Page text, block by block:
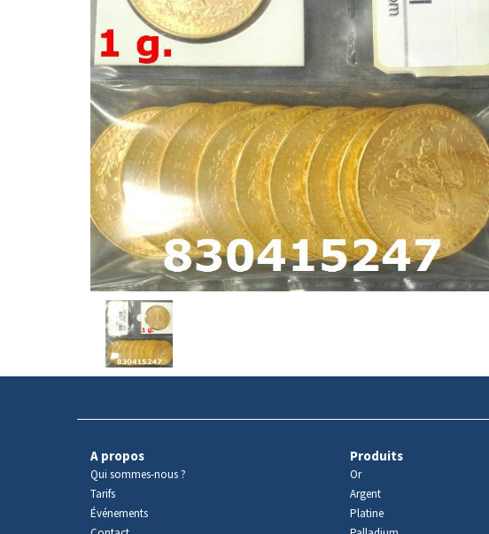
Avers
produit
A propos
Qui sommes-nous ?
Tarifs
Événements
Produits
Or
Argent
Platine